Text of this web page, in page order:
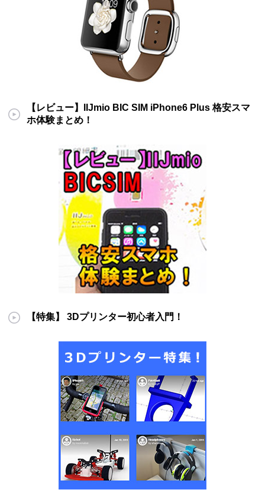
【レビュー】IIJmio BIC SIM iPhone6 Plus 格安スマ
ホ体験まとめ！
【特集】 3Dプリンター初心者入門！